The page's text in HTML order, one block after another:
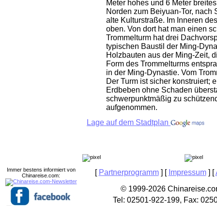
Meter hohes und 6 Meter
Norden zum Beiyuan-Tor,
alte Kulturstraße. Im Inneren
oben. Von dort hat man einen
Trommelturm hat drei
typischen Baustil der Ming-
Holzbauten aus der Ming-Zeit,
Form des Trommelturms
in der Ming-Dynastie. Vom
Der Turm ist sicher konstruiert;
Erdbeben ohne Schaden
schwerpunktmäßig zu
aufgenommen.
Lage auf dem Stadtplan
[ Partnerprogramm] [ Impressum] [
© 1999-2026
Tel: 02501-922-199, Fax:
Immer bestens informiert von
Chinareise.com: